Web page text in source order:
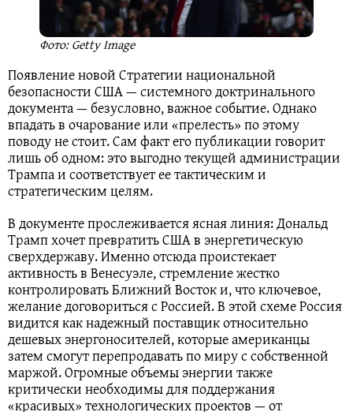
Фото: Getty Image
Появление новой Стратегии национальной
безопасности США — системного доктринального
документа — безусловно, важное событие. Однако
впадать в очарование или «прелесть» по этому
поводу не стоит. Сам факт его публикации говорит
лишь об одном: это выгодно текущей администрации
Трампа и соответствует ее тактическим и
стратегическим целям.
В документе прослеживается ясная линия: Дональд
Трамп хочет превратить США в энергетическую
сверхдержаву. Именно отсюда проистекает
активность в Венесуэле, стремление жестко
контролировать Ближний Восток и, что ключевое,
желание договориться с Россией. В этой схеме Россия
видится как надежный поставщик относительно
дешевых энергоносителей, которые американцы
затем смогут перепродавать по миру с собственной
маржой. Огромные объемы энергии также
критически необходимы для поддержания
«красивых» технологических проектов — от